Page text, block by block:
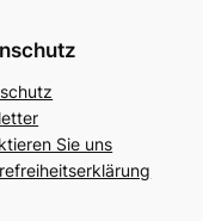
Sie uns